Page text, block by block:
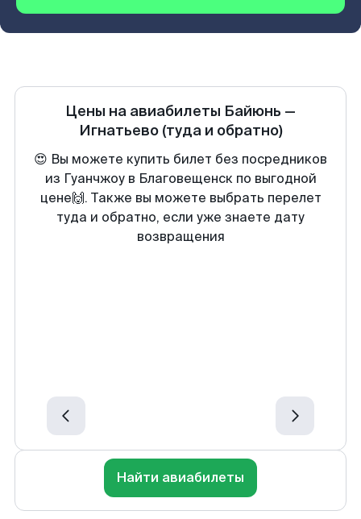
Цены на авиабилеты Байюнь —
Игнатьево (туда и обратно)
😍 Вы можете купить билет без посредников
из Гуанчжоу в Благовещенск по выгодной
цене🙌. Также вы можете выбрать перелет
туда и обратно, если уже знаете дату
возвращения
Найти авиабилеты